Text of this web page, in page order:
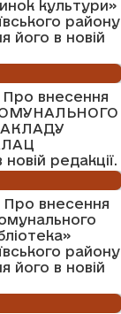
культури»
району
його в новій
Про внесення
редакції.
Про внесення
району
його в новій